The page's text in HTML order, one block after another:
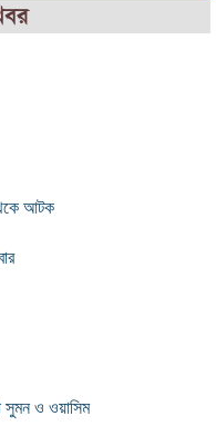
আটক
সুমন ও ওয়াসিম